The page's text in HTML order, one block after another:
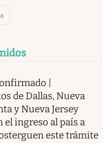
|
de Dallas, Nueva
y Nueva Jersey
ingreso al país a
este trámite